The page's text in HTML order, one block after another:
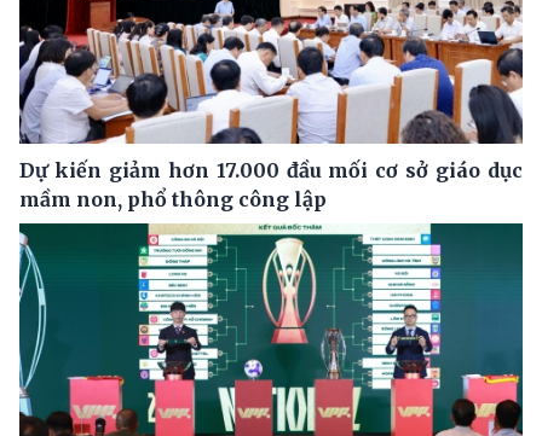
Dự kiến giảm hơn 17.000 đầu mối cơ sở giáo dục
mầm non, phổ thông công lập